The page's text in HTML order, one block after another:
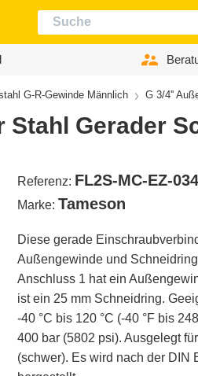
G-R-Gewinde Männlich G 3/4''
Gerader
Referenz: FL2S-MC-EZ-
Marke: Tameson
Diese gerade
Außengewinde und
Anschluss 1 hat ein
ist ein 25 mm Schneidring.
-40 °C bis 120 °C (-40 °F bis
400 bar (5802 psi). Ausgelegt
(schwer). Es wird nach der DIN